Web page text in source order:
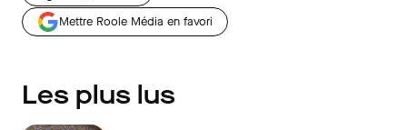
Mettre Roole Média en favori
Les plus lus